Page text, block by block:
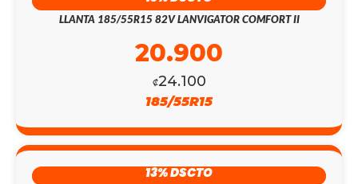
LLANTA 185/55R15 82V LANVIGATOR COMFORT II
₡24.100
20.900
185/55R15
13% DSCTO